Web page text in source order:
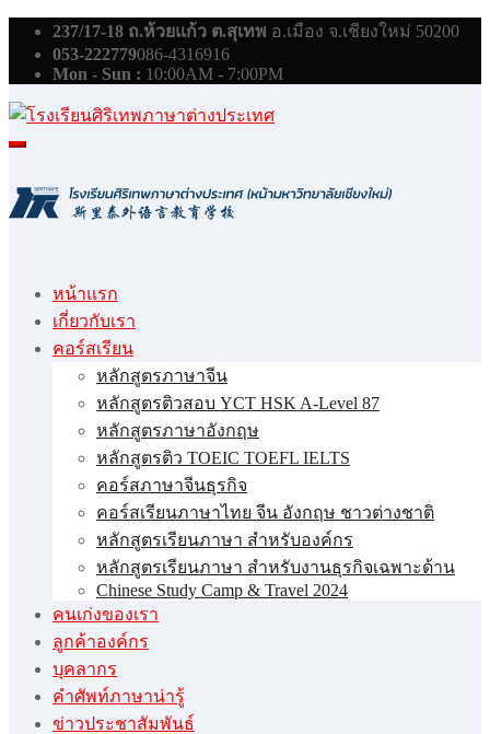
Skip
content
237/17-18 ถ.ห้วยแก้ว ต.สุเทพ อ.เมือง จ.เชียงใหม่ 50200
053-222779086-4316916
Mon - Sun : 10:00AM - 7:00PM
หน้าแรก
เกี่ยวกับเรา
คอร์สเรียน
หลักสูตรภาษาจีน
หลักสูตรติวสอบ YCT HSK A-Level 87
หลักสูตรภาษาอังกฤษ
หลักสูตรติว TOEIC TOEFL IELTS
คอร์สภาษาจีนธุรกิจ
คอร์สเรียนภาษาไทย จีน อังกฤษ ชาวต่างชาติ
หลักสูตรเรียนภาษา สำหรับองค์กร
หลักสูตรเรียนภาษา สำหรับงานธุรกิจเฉพาะด้าน
Chinese Study Camp & Travel 2024
คนเก่งของเรา
ลูกค้าองค์กร
บุคลากร
คําศัพท์ภาษาน่ารู้
ข่าวประชาสัมพันธ์